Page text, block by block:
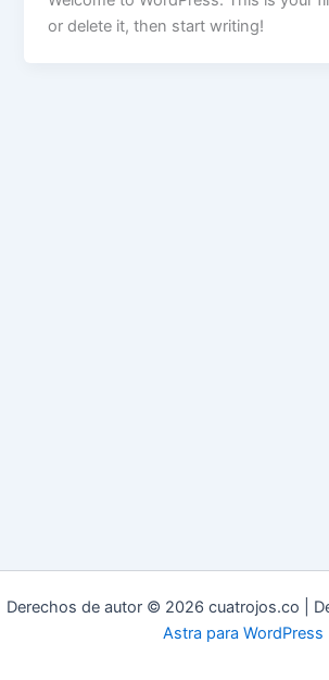
or delete it, then start writing!
Derechos de autor © 2026 cuatrojos.co |
Astra para WordPress